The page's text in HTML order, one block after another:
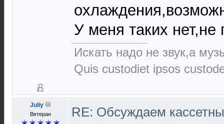
У меня таких нет,не
Искать надо не звук,а
Quis custodiet ipsos
Juliy
Ветеран
RE: Обсуждаем